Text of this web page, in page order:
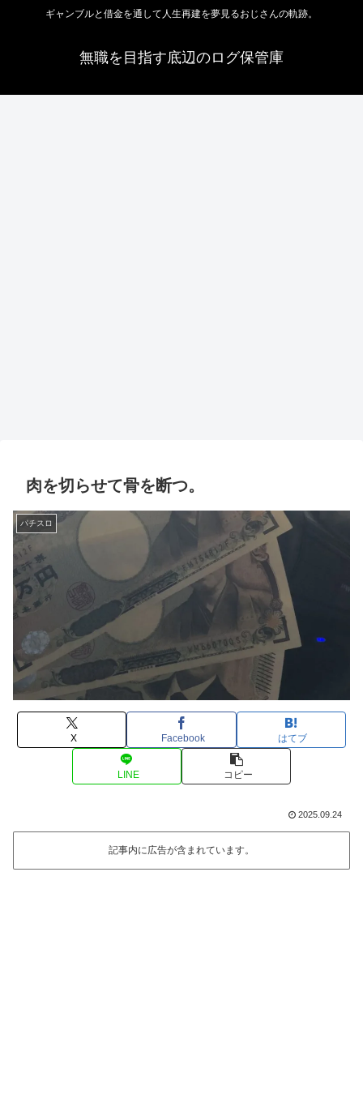
ギャンブルと借金を通して人生再建を夢見るおじさんの軌跡。
無職を目指す底辺のログ保管庫
肉を切らせて骨を断つ。
パチスロ
X Facebook はてブ
LINE コピー
2025.09.24
記事内に広告が含まれています。